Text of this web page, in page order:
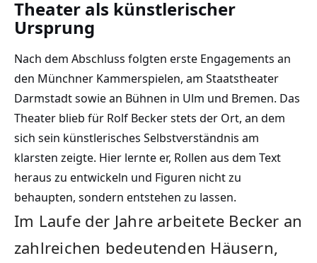
Theater als künstlerischer
Ursprung
Nach dem Abschluss folgten erste Engagements an
den Münchner Kammerspielen, am Staatstheater
Darmstadt sowie an Bühnen in Ulm und Bremen. Das
Theater blieb für Rolf Becker stets der Ort, an dem
sich sein künstlerisches Selbstverständnis am
klarsten zeigte. Hier lernte er, Rollen aus dem Text
heraus zu entwickeln und Figuren nicht zu
behaupten, sondern entstehen zu lassen.
Im Laufe der Jahre arbeitete Becker an
zahlreichen bedeutenden Häusern,